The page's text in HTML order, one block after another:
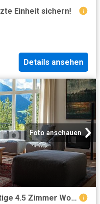
Einheit sichern!
Details ansehen
Foto anschauen
Tauschimmobilie: Bezugsfertige 4.5 Zimmer Wohnung in Dietikon Modern und mit Privatgarten